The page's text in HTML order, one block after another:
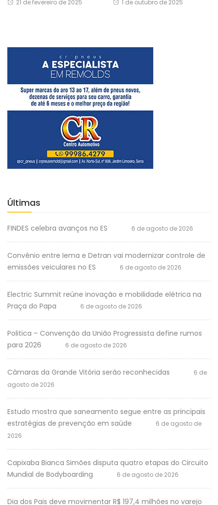
21 de fevereiro de 2025 1 de outubro de 2025
Últimas
FINDES celebra avanços no ES 6 de agosto de 2026
Convênio entre Iema e Detran vai modernizar controle de
emissões veiculares no ES
6 de agosto de 2026
Electric Summit reúne inovação e mobilidade elétrica na
Praça do Papa
6 de agosto de 2026
Politica – Convenção da União Progressista define rumos
para 2026
6 de agosto de 2026
Câmaras da Grande Vitória serão reconhecidas
6 de
agosto de 2026
Estudo mostra que saneamento segue entre as principais
estratégias de prevenção em saúde
6 de agosto de
2026
Capixaba Bianca Simões disputa quatro etapas do Circuito
Mundial de Bodyboarding
6 de agosto de 2026
Dia dos Pais deve movimentar R$ 197,4 milhões no varejo